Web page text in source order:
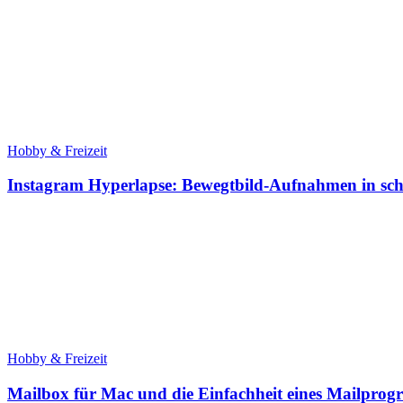
Hobby & Freizeit
Instagram Hyperlapse: Bewegtbild-Aufnahmen in
Hobby & Freizeit
Mailbox für Mac und die Einfachheit eines